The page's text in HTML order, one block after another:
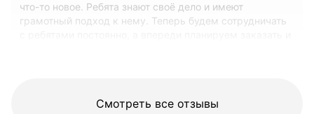
что-то новое. Ребята знают своё дело и имеют
грамотный подход к нему. Теперь будем сотрудничать
Смотреть все отзывы